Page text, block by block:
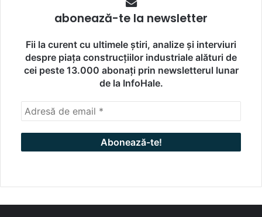
abonează-te la newsletter
Fii la curent cu ultimele știri, analize și interviuri
despre piața construcțiilor industriale alături de
cei peste 13.000 abonați prin newsletterul lunar
de la InfoHale.